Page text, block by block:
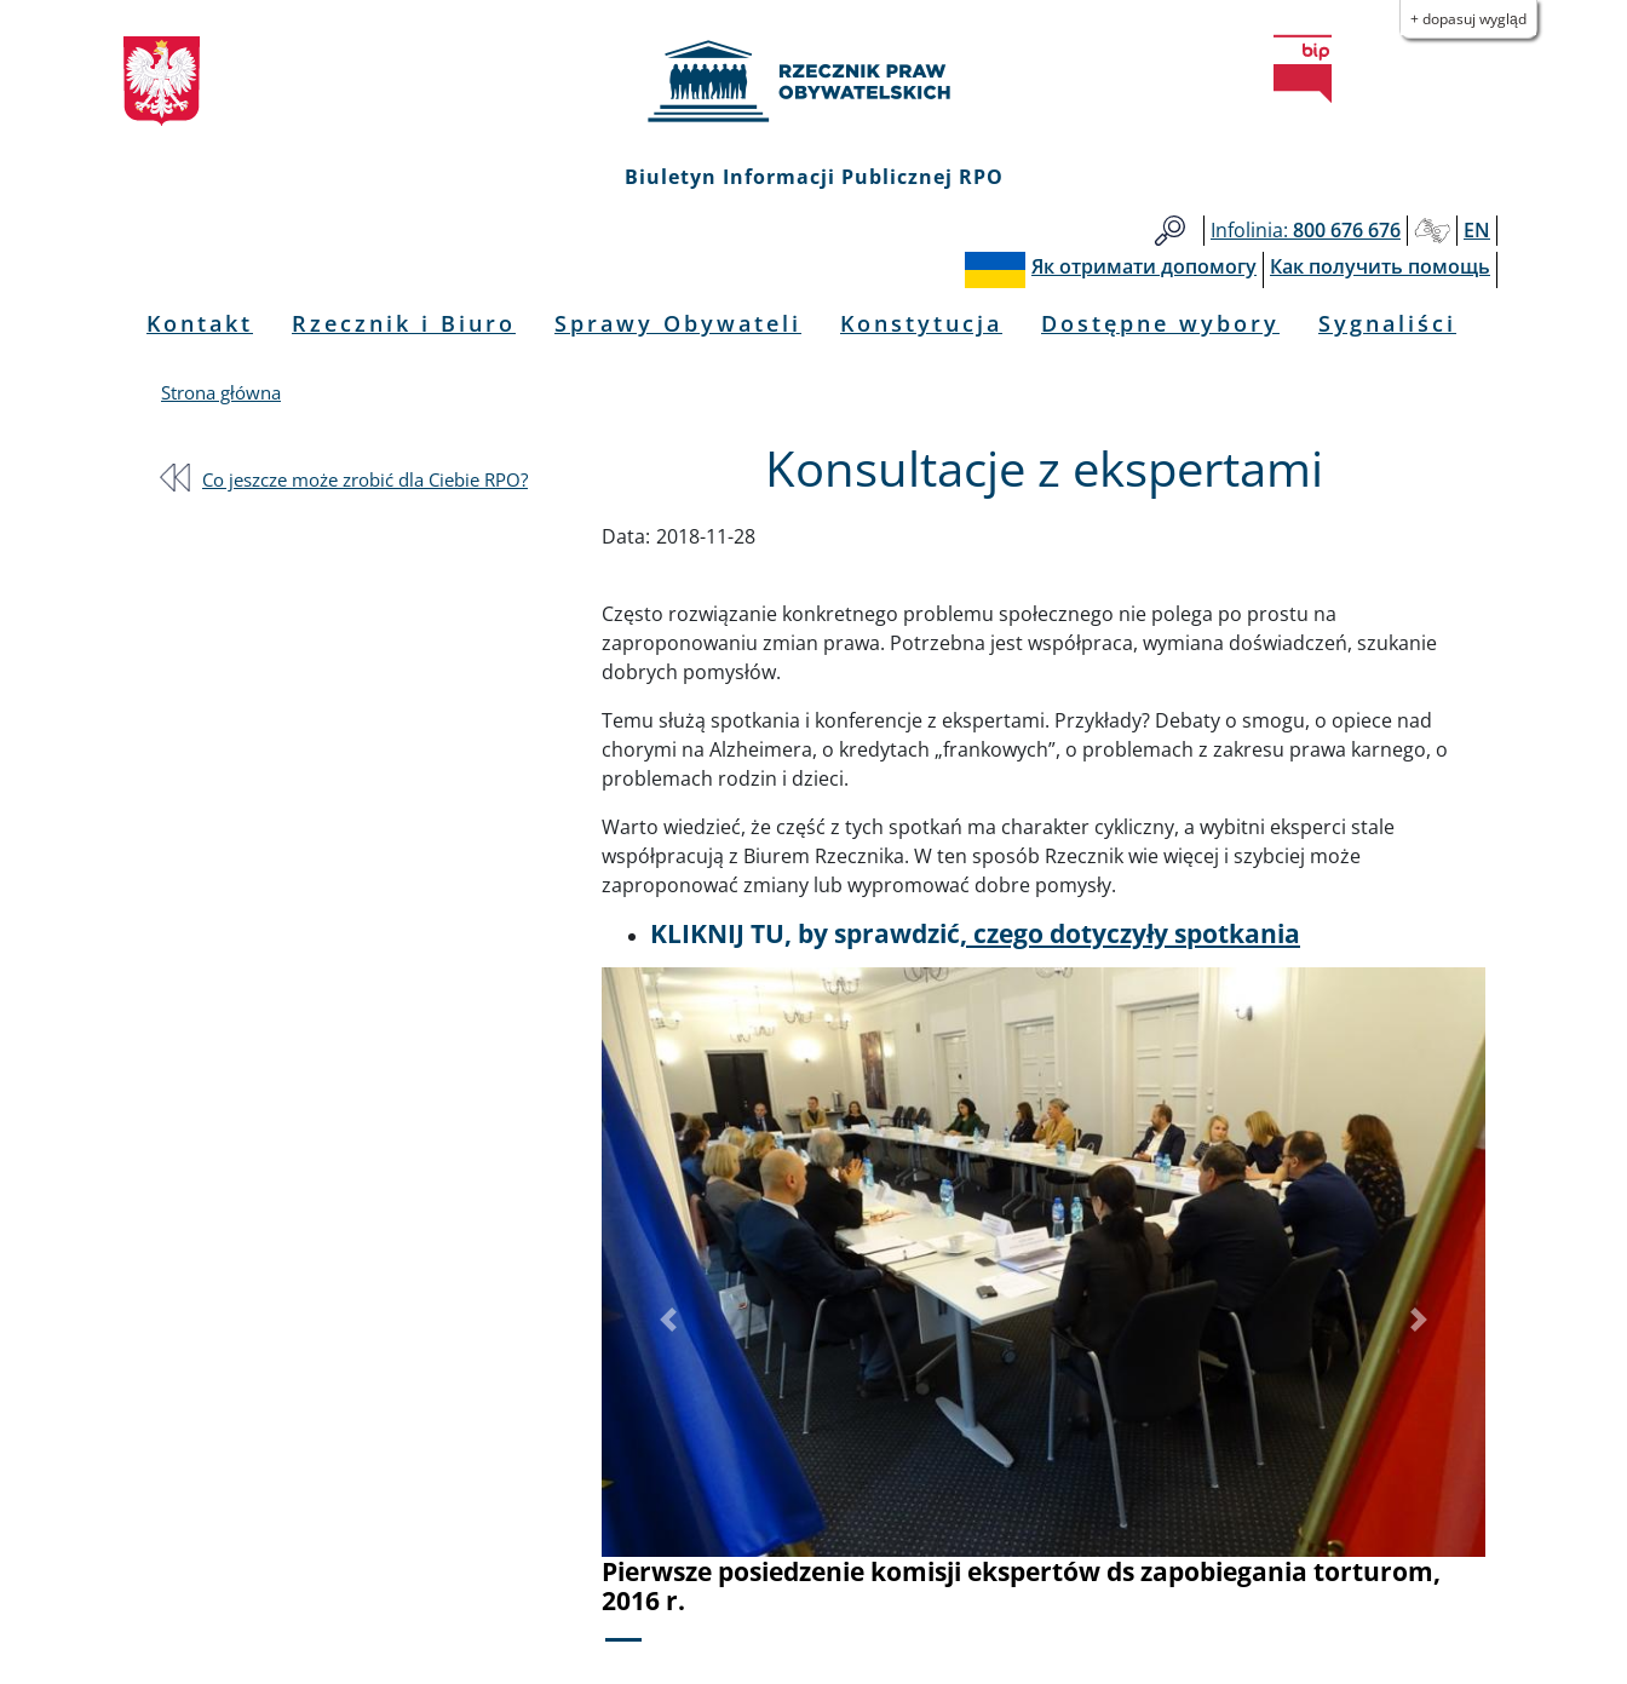
Biuletyn
Informacji
Publicznej
+ dopasuj wygląd
Biuletyn Informacji Publicznej RPO
Infolinia: 800 676 676
EN
Як отримати допомогу Как получить помощь
Menu
Kontakt Rzecznik i Biuro Sprawy Obywateli Konstytucja Dostępne wybory Sygnaliści
Strona główna
Konsultacje z ekspertami
Data: 2018-11-28
Często rozwiązanie konkretnego problemu społecznego nie polega po prostu na
zaproponowaniu zmian prawa. Potrzebna jest współpraca, wymiana doświadczeń, szukanie
dobrych pomysłów.
Temu służą spotkania i konferencje z ekspertami. Przykłady? Debaty o smogu, o opiece nad
chorymi na Alzheimera, o kredytach „frankowych”, o problemach z zakresu prawa karnego, o
problemach rodzin i dzieci.
Warto wiedzieć, że część z tych spotkań ma charakter cykliczny, a wybitni eksperci stale
współpracują z Biurem Rzecznika. W ten sposób Rzecznik wie więcej i szybciej może
zaproponować zmiany lub wypromować dobre pomysły.
KLIKNIJ TU, by sprawdzić, czego dotyczyły spotkania
Pierwsze posiedzenie komisji ekspertów ds zapobiegania torturom,
2016 r.
Poprzednie Dalej
Co jeszcze może zrobić dla Ciebie RPO?